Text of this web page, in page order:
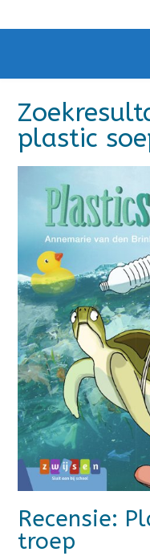
plastic
Recensie:
troep